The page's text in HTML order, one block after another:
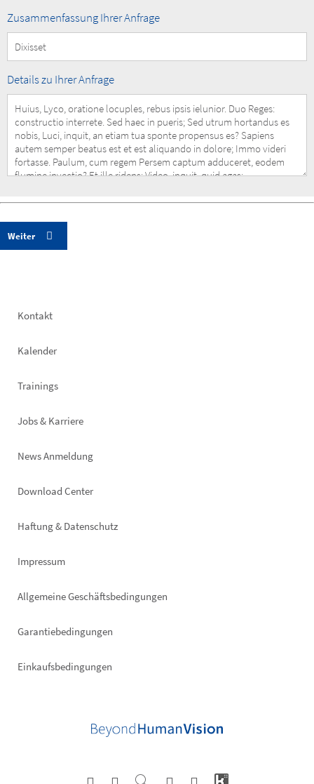
Summary
Request
Zusammenfassung Ihrer Anfrage
Details
Request
Details zu Ihrer Anfrage
Footer
Kontakt
Kalender
Trainings
Jobs & Karriere
News Anmeldung
Footer
Download Center
Haftung & Datenschutz
Impressum
Allgemeine Geschäftsbedingungen
Garantiebedingungen
Einkaufsbedingungen